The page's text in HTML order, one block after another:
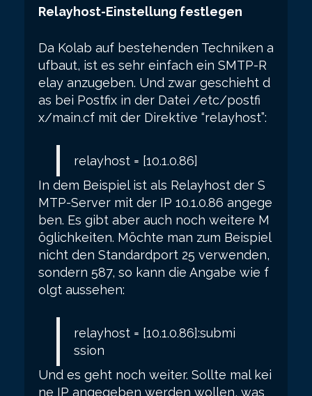
Relayhost-Einstellung festlegen
Da Kolab auf bestehenden Techniken a
ufbaut, ist es sehr einfach ein SMTP-R
elay anzugeben. Und zwar geschieht d
as bei Postfix in der Datei /etc/postfi
x/main.cf mit der Direktive “relayhost”:
relayhost = [10.1.0.86]
In dem Beispiel ist als Relayhost der S
MTP-Server mit der IP 10.1.0.86 angege
ben. Es gibt aber auch noch weitere M
öglichkeiten. Möchte man zum Beispiel
nicht den Standardport 25 verwenden,
sondern 587, so kann die Angabe wie f
olgt aussehen:
relayhost = [10.1.0.86]:submi
ssion
Und es geht noch weiter. Sollte mal kei
ne IP angegeben werden wollen, was